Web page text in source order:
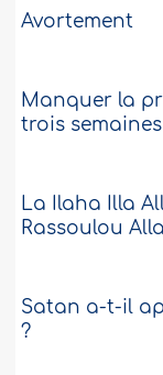
Avortement
Manquer la
trois
La Ilaha Illa
Rassoulou
Satan a-t-il
?